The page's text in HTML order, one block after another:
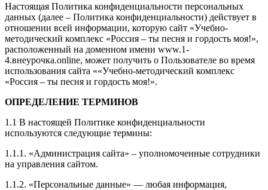
Настоящая Политика конфиденциальности персональных
данных (далее – Политика конфиденциальности) действует в
отношении всей информации, которую сайт «Учебно-
методический комплекс «Россия – ты песня и гордость моя!»,
расположенный на доменном имени www.1-
4.внеурочка.online, может получить о Пользователе во время
использования сайта ««Учебно-методический комплекс
«Россия – ты песня и гордость моя!».
ОПРЕДЕЛЕНИЕ ТЕРМИНОВ
1.1 В настоящей Политике конфиденциальности
используются следующие термины:
1.1.1. «Администрация сайта» – уполномоченные сотрудники
на управления сайтом.
1.1.2. «Персональные данные» — любая информация,